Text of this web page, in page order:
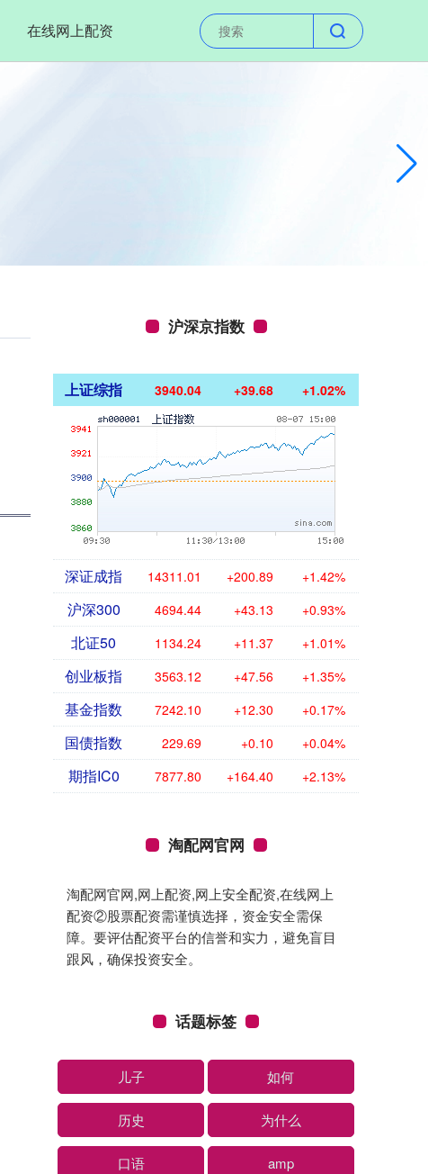
在线网上配资
沪深京指数
上证综指 3940.04 +39.68 +1.02%
深证成指 14311.01 +200.89 +1.42%
沪深300 4694.44 +43.13 +0.93%
北证50 1134.24 +11.37 +1.01%
创业板指 3563.12 +47.56 +1.35%
基金指数 7242.10 +12.30 +0.17%
国债指数 229.69 +0.10 +0.04%
期指IC0 7877.80 +164.40 +2.13%
淘配网官网
淘配网官网,网上配资,网上安全配资,在线网上
配资②股票配资需谨慎选择，资金安全需保
障。要评估配资平台的信誉和实力，避免盲目
跟风，确保投资安全。
话题标签
儿子 如何
历史 为什么
口语 amp